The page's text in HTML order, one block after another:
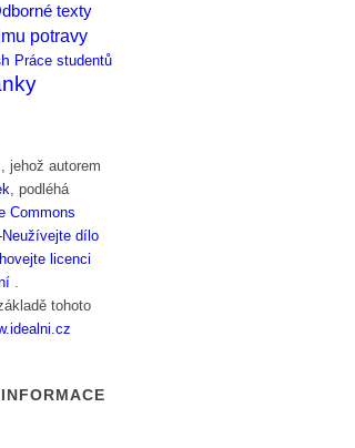
texty
potravy
Práce studentů
, jehož autorem
, podléhá
Commons
dílo
licenci
.
tohoto